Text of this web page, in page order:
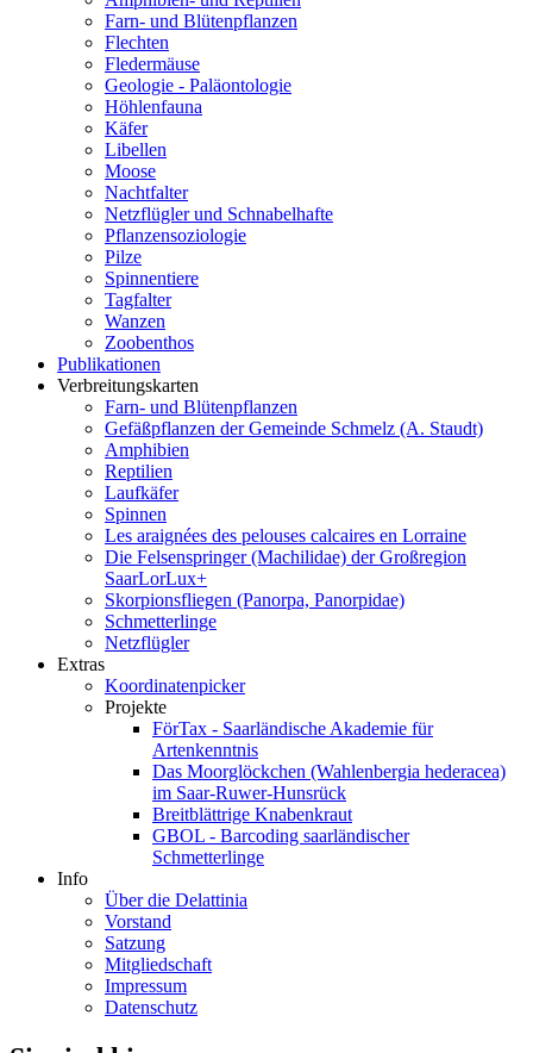
Farn- und Blütenpflanzen
Flechten
Fledermäuse
Geologie - Paläontologie
Höhlenfauna
Käfer
Libellen
Moose
Nachtfalter
Netzflügler und Schnabelhafte
Pflanzensoziologie
Pilze
Spinnentiere
Tagfalter
Wanzen
Zoobenthos
Publikationen
Verbreitungskarten
Farn- und Blütenpflanzen
Gefäßpflanzen der Gemeinde Schmelz (A. Staudt)
Amphibien
Reptilien
Laufkäfer
Spinnen
Les araignées des pelouses calcaires en Lorraine
Die Felsenspringer (Machilidae) der Großregion
SaarLorLux+
Skorpionsfliegen (Panorpa, Panorpidae)
Schmetterlinge
Netzflügler
Extras
Koordinatenpicker
Projekte
FörTax - Saarländische Akademie für
Artenkenntnis
Das Moorglöckchen (Wahlenbergia hederacea)
im Saar-Ruwer-Hunsrück
Breitblättrige Knabenkraut
GBOL - Barcoding saarländischer
Schmetterlinge
Info
Über die Delattinia
Vorstand
Satzung
Mitgliedschaft
Impressum
Datenschutz